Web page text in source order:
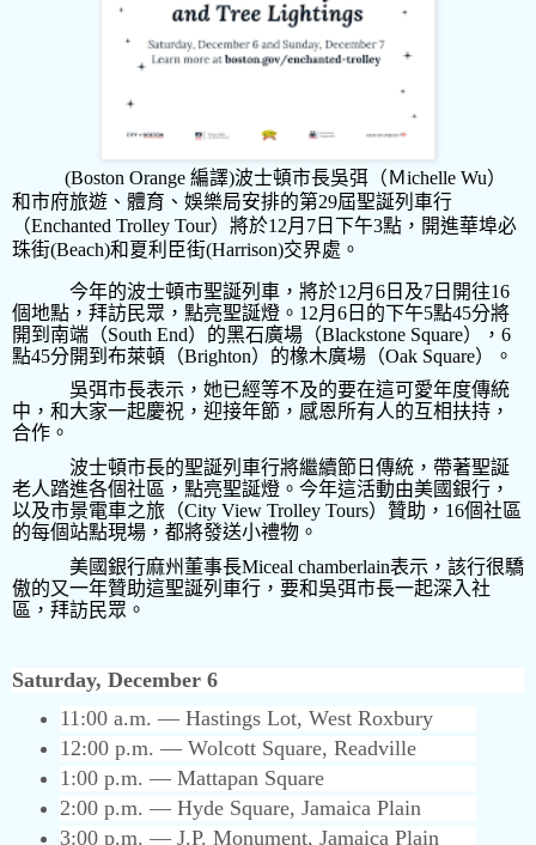
(Boston Orange 編譯)波士頓市長吳弭（Ｍichelle Wu）
和市府旅遊、體育、娛樂局安排的第29屆聖誕列車行
（Enchanted Trolley Tour）將於12月 7 日下午3點，開進華埠必
珠街(Beach)和夏利臣街(Harrison)交界處。
今年的波士頓市聖誕列車，將於12月 6 日及7 日開往16
個地點，拜訪民眾，點亮聖誕燈。 12月 6 日的下午5點45分將
開到南端（South End）的黑石廣場（Blackstone Square）， 6
點45分開到布萊頓（Brighton）的橡木廣場（Oak Square）。
吳弭市長表示，她已經等不及的要在這可愛年度傳統
中，和大家一起慶祝，迎接年節，感恩所有人的互相扶持，
合作。
波士頓市長的聖誕列車行將繼續節日傳統，帶著聖誕
老人踏進各個社區，點亮聖誕燈。今年這活動由美國銀行，
以及市景電車之旅（City View Trolley Tours）贊助， 16個社區
的每個站點現場，都將發送小禮物。
美國銀行麻州董事長Miceal chamberlain表示，該行很驕
傲的又一年贊助這聖誕列車行，要和吳弭市長一起深入社
區，拜訪民眾。
Saturday, December 6
11:00 a.m. — Hastings Lot, West Roxbury
12:00 p.m. — Wolcott Square, Readville
1:00 p.m. — Mattapan Square
2:00 p.m. — Hyde Square, Jamaica Plain
3:00 p.m. — J.P. Monument, Jamaica Plain